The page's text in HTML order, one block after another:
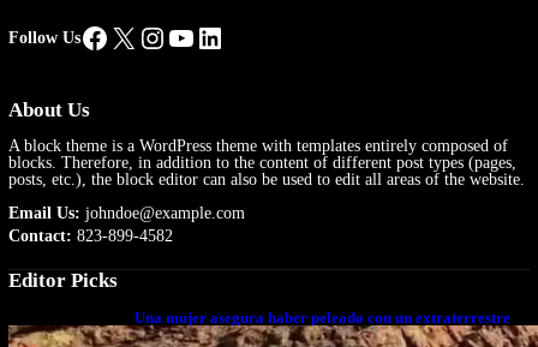
Follow UsFacebook
X Instagram
YouTube
LinkedIn
About Us
A block theme is a WordPress theme with templates entirely composed of
blocks. Therefore, in addition to the content of different post types (pages,
posts, etc.), the block editor can also be used to edit all areas of the website.
Email Us: johndoe@example.com
Contact: 823-899-4582
Editor Picks
Una mujer asegura haber peleado con un extraterrestre
cuerpo a cuerpo